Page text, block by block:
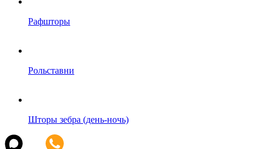
Рафшторы
Рольставни
Шторы зебра (день-ночь)